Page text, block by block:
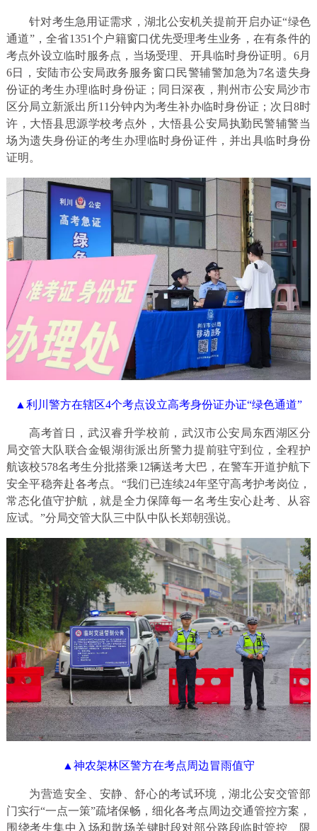
针对考生急用证需求，湖北公安机关提前开启办证“绿色
通道”，全省1351个户籍窗口优先受理考生业务，在有条件的
考点外设立临时服务点，当场受理、开具临时身份证明。6月
6日，安陆市公安局政务服务窗口民警辅警加急为7名遗失身
份证的考生办理临时身份证；同日深夜，荆州市公安局沙市
区分局立新派出所11分钟内为考生补办临时身份证；次日8时
许，大悟县思源学校考点外，大悟县公安局执勤民警辅警当
场为遗失身份证的考生办理临时身份证件，并出具临时身份
证明。
▲利川警方在辖区4个考点设立高考身份证办证“绿色通道”
高考首日，武汉睿升学校前，武汉市公安局东西湖区分
局交管大队联合金银湖街派出所警力提前驻守到位，全程护
航该校578名考生分批搭乘12辆送考大巴，在警车开道护航下
安全平稳奔赴各考点。“我们已连续24年坚守高考护考岗位，
常态化值守护航，就是全力保障每一名考生安心赴考、从容
应试。”分局交管大队三中队中队长郑朝强说。
▲神农架林区警方在考点周边冒雨值守
为营造安全、安静、舒心的考试环境，湖北公安交管部
门实行“一点一策”疏堵保畅，细化各考点周边交通管控方案，
围绕考生集中入场和散场关键时段对部分路段临时管控、限